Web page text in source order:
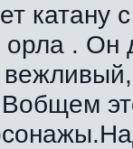
катану
орла . Он
Вобщем